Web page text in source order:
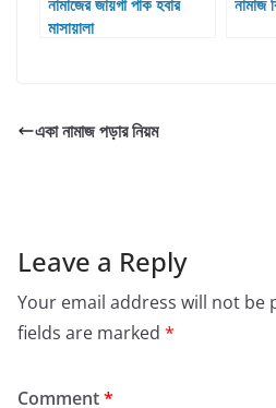
নামাজের জায়গা পাক হবার
মাসায়ালা
নামাজ
একা নামাজ পড়ার নিয়ম
Leave a Reply
Your email address will not be
fields are marked *
Comment*